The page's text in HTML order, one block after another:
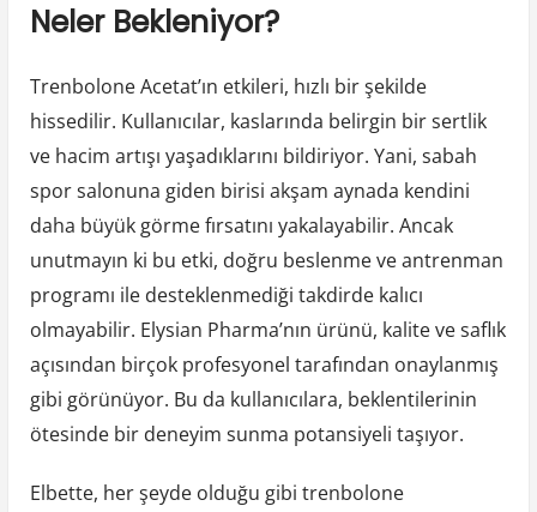
Neler Bekleniyor?
Trenbolone Acetat’ın etkileri, hızlı bir şekilde
hissedilir. Kullanıcılar, kaslarında belirgin bir sertlik
ve hacim artışı yaşadıklarını bildiriyor. Yani, sabah
spor salonuna giden birisi akşam aynada kendini
daha büyük görme fırsatını yakalayabilir. Ancak
unutmayın ki bu etki, doğru beslenme ve antrenman
programı ile desteklenmediği takdirde kalıcı
olmayabilir. Elysian Pharma’nın ürünü, kalite ve saflık
açısından birçok profesyonel tarafından onaylanmış
gibi görünüyor. Bu da kullanıcılara, beklentilerinin
ötesinde bir deneyim sunma potansiyeli taşıyor.
Elbette, her şeyde olduğu gibi trenbolone